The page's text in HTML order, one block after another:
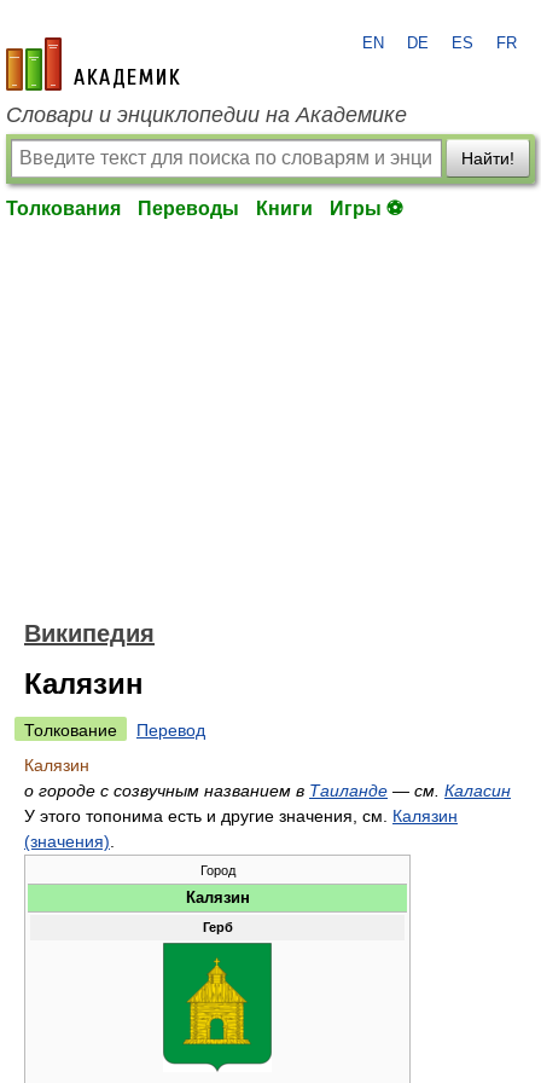
academic.ru
EN DE ES FR
Словари и энциклопедии на Академике
Найти!
Толкования Переводы Книги Игры ⚽
Википедия
Калязин
Толкование
Перевод
Калязин
о городе с созвучным названием в Таиланде — см. Каласин
У этого топонима есть и другие значения, см. Калязин
(значения)
Город
Калязин
Герб